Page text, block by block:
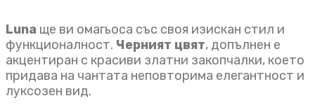
Luna ще ви омагьоса със своя изискан стил и
функционалност. Черният цвят, допълнен е
акцентиран с красиви златни закопчалки, което
придава на чантата неповторима елегантност и
луксозен вид.